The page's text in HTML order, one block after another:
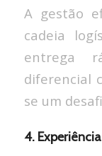
A gestão
cadeia
entrega
diferencial
se um
4.